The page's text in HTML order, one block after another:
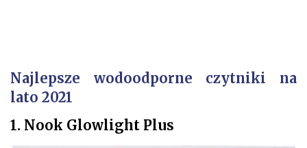
Najlepsze wodoodporne czytniki na
lato 2021
1. Nook Glowlight Plus